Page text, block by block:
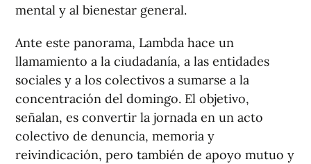
mental y al bienestar general.
Ante este panorama, Lambda hace un
llamamiento a la ciudadanía, a las entidades
sociales y a los colectivos a sumarse a la
concentración del domingo. El objetivo,
señalan, es convertir la jornada en un acto
colectivo de denuncia, memoria y
reivindicación, pero también de apoyo mutuo y